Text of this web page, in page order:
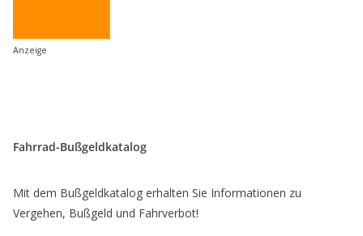
Anzeige
Fahrrad-Bußgeldkatalog
Mit dem Bußgeldkatalog erhalten Sie Informationen zu
Vergehen, Bußgeld und Fahrverbot!